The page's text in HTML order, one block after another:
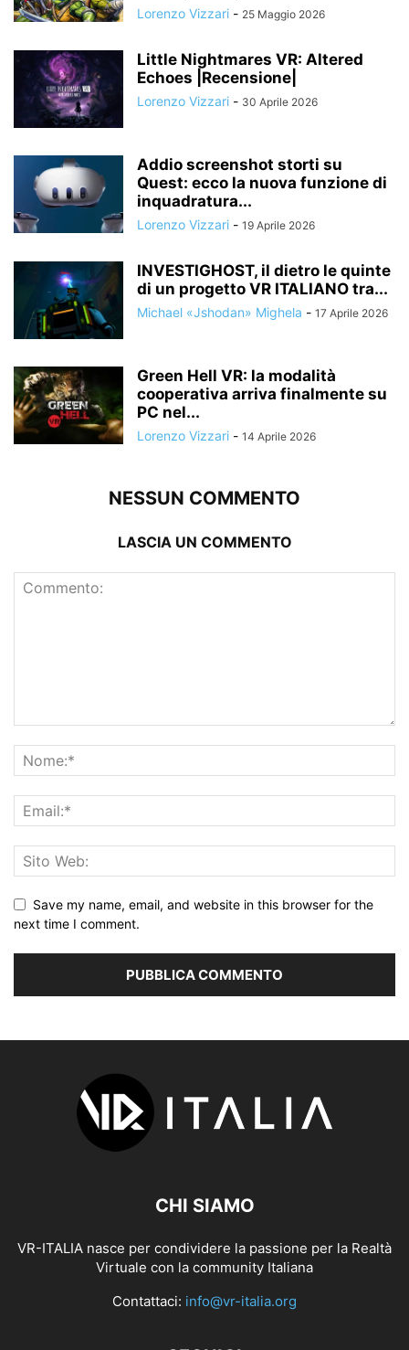
Lorenzo Vizzari - 25 Maggio 2026
Little Nightmares VR: Altered
Echoes |Recensione|
Lorenzo Vizzari - 30 Aprile 2026
Addio screenshot storti su
Quest: ecco la nuova funzione di
inquadratura...
Lorenzo Vizzari - 19 Aprile 2026
INVESTIGHOST, il dietro le quinte
di un progetto VR ITALIANO tra...
Michael «Jshodan» Mighela - 17 Aprile 2026
Green Hell VR: la modalità
cooperativa arriva finalmente su
PC nel...
Lorenzo Vizzari - 14 Aprile 2026
NESSUN COMMENTO
LASCIA UN COMMENTO
Save my name, email, and website in this browser for the
next time I comment.
CHI SIAMO
VR-ITALIA nasce per condividere la passione per la Realtà
Virtuale con la community Italiana
Contattaci: info@vr-italia.org